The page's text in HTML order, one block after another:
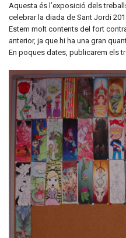
Aquesta és l’exposició dels
celebrar la diada de Sant Jordi
Estem molt contents del fort
anterior, ja que hi ha una gran
En poques dates, publicarem els